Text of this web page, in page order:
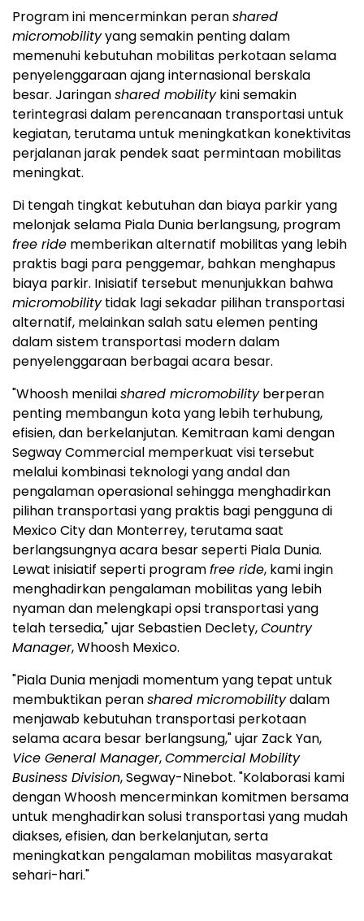
Program ini mencerminkan peranshared
micromobilityyang semakin penting dalam
memenuhi kebutuhan mobilitas perkotaan selama
penyelenggaraan ajang internasional berskala
besar. Jaringanshared mobilitykini semakin
terintegrasi dalam perencanaan transportasi untuk
kegiatan, terutama untuk meningkatkan konektivitas
perjalanan jarak pendek saat permintaan mobilitas
meningkat.
Di tengah tingkat kebutuhan dan biaya parkir yang
melonjak selama Piala Dunia berlangsung, program
free ride memberikan alternatif mobilitas yang lebih
praktis bagi para penggemar, bahkan menghapus
biaya parkir. Inisiatif tersebut menunjukkan bahwa
micromobilitytidak lagi sekadar pilihan transportasi
alternatif, melainkan salah satu elemen penting
dalam sistem transportasi modern dalam
penyelenggaraan berbagai acara besar.
"Whoosh menilaishared micromobilityberperan
penting membangun kota yang lebih terhubung,
efisien, dan berkelanjutan. Kemitraan kami dengan
Segway Commercial memperkuat visi tersebut
melalui kombinasi teknologi yang andal dan
pengalaman operasional sehingga menghadirkan
pilihan transportasi yang praktis bagi pengguna di
Mexico City dan Monterrey, terutama saat
berlangsungnya acara besar seperti Piala Dunia.
Lewat inisiatif seperti programfree ride, kami ingin
menghadirkan pengalaman mobilitas yang lebih
nyaman dan melengkapi opsi transportasi yang
telah tersedia," ujar Sebastien Declety,Country
Manager, Whoosh Mexico.
"Piala Dunia menjadi momentum yang tepat untuk
membuktikan peranshared micromobilitydalam
menjawab kebutuhan transportasi perkotaan
selama acara besar berlangsung," ujar Zack Yan,
Vice General Manager,Commercial Mobility
Business Division, Segway-Ninebot. "Kolaborasi kami
dengan Whoosh mencerminkan komitmen bersama
untuk menghadirkan solusi transportasi yang mudah
diakses, efisien, dan berkelanjutan, serta
meningkatkan pengalaman mobilitas masyarakat
sehari-hari."